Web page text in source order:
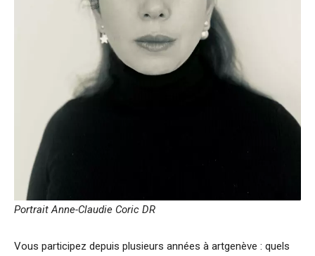
Portrait Anne-Claudie Coric DR
Vous participez depuis plusieurs années à artgenève : quels